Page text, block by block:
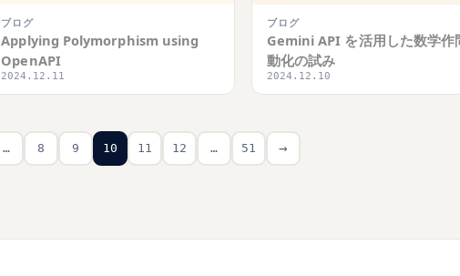
ブログ
Applying Polymorphism using
OpenAPI
2024.12.11
ブログ
Gemini API を活用した数学作
動化の試み
2024.12.10
… 8 9 10 11 12 … 51 →